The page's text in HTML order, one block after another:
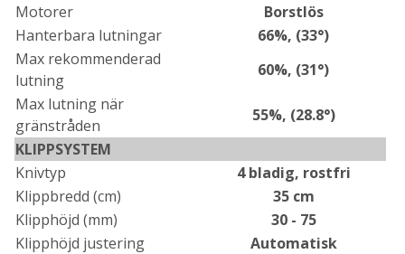
Motorer
Borstlös
Hanterbara lutningar
66%, (33°)
Max rekommenderad
lutning
60%, (31°)
Max lutning när
gränstråden
55%, (28.8°)
KLIPPSYSTEM
Knivtyp
4 bladig, rostfri
Klippbredd (cm)
35 cm
Klipphöjd (mm)
30 - 75
Klipphöjd justering
Automatisk